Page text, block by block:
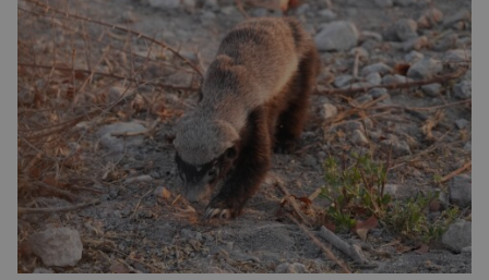
výzkum však ukazuje, že skutečnost je mnohem
zajímavější. Rostliny totiž dokážou své okolí
vnímat prostřednictvím mechanických podnětů
a samy také vydávají zvuky […]